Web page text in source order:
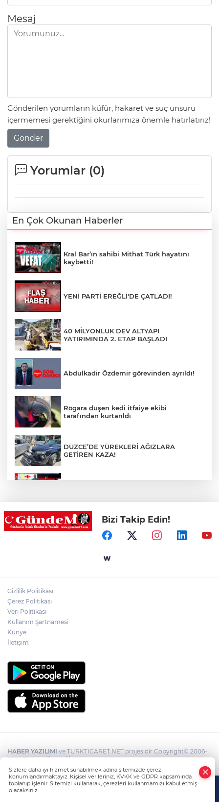
Mesaj
Gönderilen yorumların küfür, hakaret ve suç unsuru
içermemesi gerektiğini okurlarımıza önemle hatırlatırız!
Gönder
Yorumlar (0)
En Çok Okunan Haberler
Kral Bar’ın sahibi Mithat Türk hayatını
kaybetti!
YENİ PARTİ EREĞLİ'DE ÇATLADI!
40 MİLYONLUK DEV ALTYAPI
YATIRIMINDA 2. ETAP BAŞLADI
Abdulkadir Özdemir görevinden ayrıldı!
Rögara düşen kedi itfaiye ekibi
tarafından kurtarıldı
DÜZCE’DE YÜREKLERİ AĞIZLARA
GETİREN KAZA!
Zonguldak'ta Pitbull dehşeti!
Hastane Afet Planları Uygulayıcı eğitimi
Bizi Takip Edin!
Gizlilik Politikası
Çerez Politikası
Veri Politikası
Kullanım Şartnamesi
Künye
İletişim
HABER YAZILIMI ve TURKTICARET.NET projesidir Copyright© 2006-
2026 Tüm hakları saklıdır.
Sizlere daha iyi hizmet sunabilmek adına sitemizde çerez
konumlandırmaktayız. Kişisel verileriniz, KVKK ve GDPR kapsamında
toplanıp işlenir. Sitemizi kullanarak, çerezleri kullanmamızı kabul etmiş
olacaksınız.